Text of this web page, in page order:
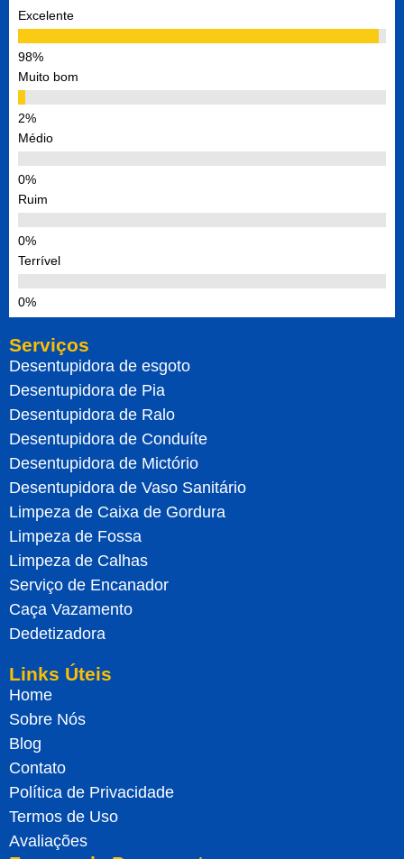
Excelente
Muito bom
Médio
Ruim
Terrível
Serviços
Desentupidora de esgoto
Desentupidora de Pia
Desentupidora de Ralo
Desentupidora de Conduíte
Desentupidora de Mictório
Desentupidora de Vaso Sanitário
Limpeza de Caixa de Gordura
Limpeza de Fossa
Limpeza de Calhas
Serviço de Encanador
Caça Vazamento
Dedetizadora
Links Úteis
Home
Sobre Nós
Blog
Contato
Política de Privacidade
Termos de Uso
Avaliações